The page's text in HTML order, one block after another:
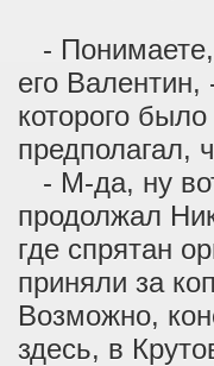
-
его
которого
предполагал,
- М-да, ну
продолжал
где спрятан
приняли за
Возможно,
здесь, в